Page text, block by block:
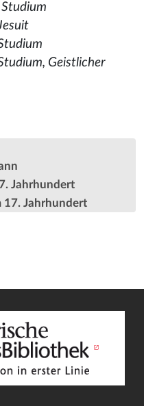
Studium
Geistlicher
Jahrhundert
17. Jahrhundert